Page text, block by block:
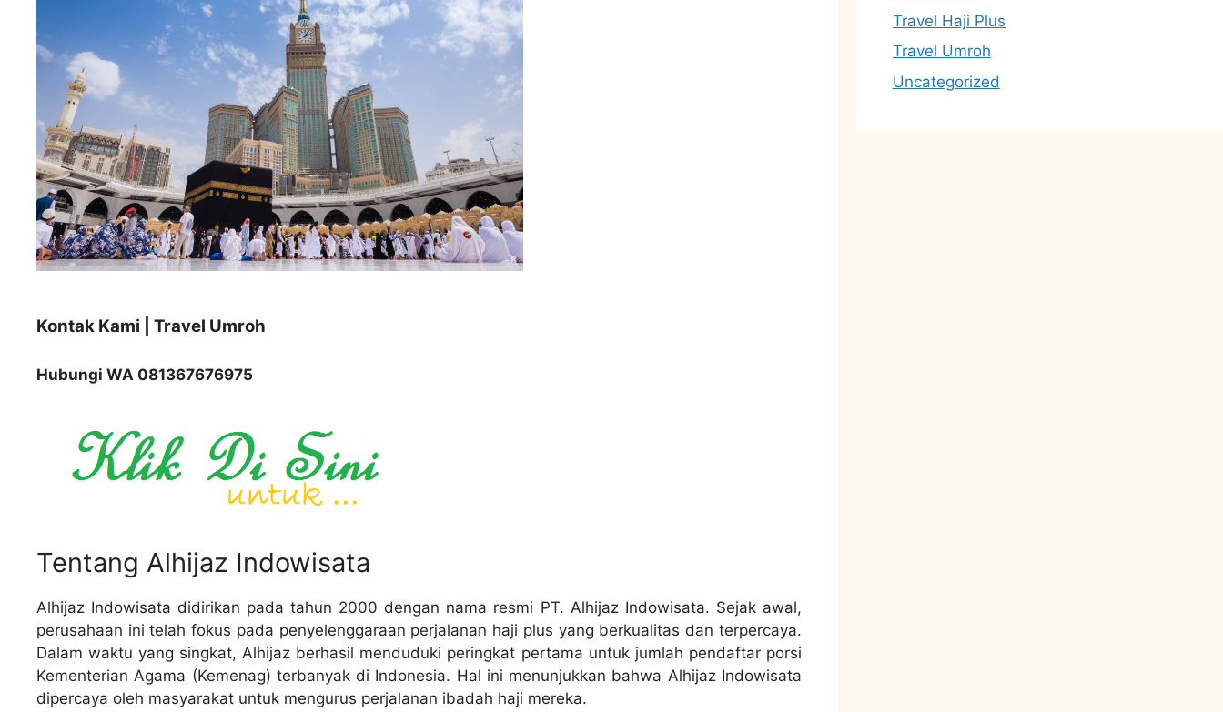
Kontak Kami | Travel Umroh
Hubungi WA 081367676975
Tentang Alhijaz Indowisata
Alhijaz Indowisata didirikan pada tahun 2000 dengan nama resmi PT. Alhijaz Indowisata. Sejak awal,
perusahaan ini telah fokus pada penyelenggaraan perjalanan haji plus yang berkualitas dan terpercaya.
Dalam waktu yang singkat, Alhijaz berhasil menduduki peringkat pertama untuk jumlah pendaftar porsi
Kementerian Agama (Kemenag) terbanyak di Indonesia. Hal ini menunjukkan bahwa Alhijaz Indowisata
dipercaya oleh masyarakat untuk mengurus perjalanan ibadah haji mereka.
Travel Haji Plus
Travel Umroh
Uncategorized